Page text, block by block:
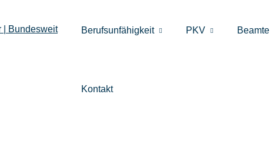
Berufsunfähigkeit PKV Beamte
Kontakt